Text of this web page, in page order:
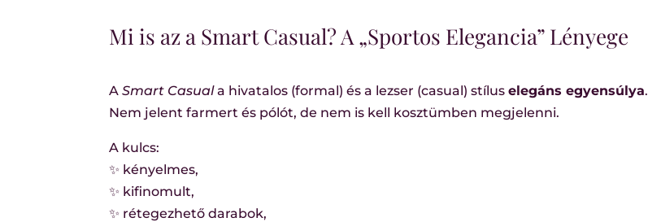
Mi is az a Smart Casual? A „Sportos Elegancia” Lényege
ASmart Casuala hivatalos (formal) és a lezser (casual) stíluselegáns egyensúlya.
Nem jelent farmert és pólót, de nem is kell kosztümben megjelenni.
A kulcs:
✨ kényelmes,
✨ kifinomult,
✨ rétegezhető darabok,